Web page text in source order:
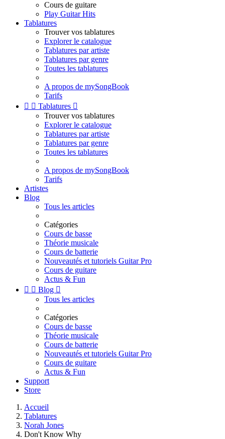
Cours de guitare
Play Guitar Hits
Tablatures
Trouver vos tablatures
Explorer le catalogue
Tablatures par artiste
Tablatures par genre
Toutes les tablatures
A propos de mySongBook
Tarifs
  Tablatures 
Trouver vos tablatures
Explorer le catalogue
Tablatures par artiste
Tablatures par genre
Toutes les tablatures
A propos de mySongBook
Tarifs
Artistes
Blog
Tous les articles
Catégories
Cours de basse
Théorie musicale
Cours de batterie
Nouveautés et tutoriels Guitar Pro
Cours de guitare
Actus & Fun
  Blog 
Tous les articles
Catégories
Cours de basse
Théorie musicale
Cours de batterie
Nouveautés et tutoriels Guitar Pro
Cours de guitare
Actus & Fun
Support
Store
Accueil
Tablatures
Norah Jones
Don't Know Why